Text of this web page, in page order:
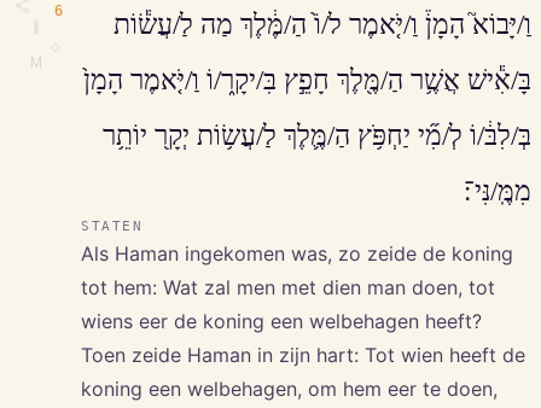
M
6
וַ/יָּבוֹא֮ הָמָן֒ וַ/יֹּ֤אמֶר ל/וֹ֙ הַ/מֶּ֔לֶךְ מַה לַ/עֲשׂ֕וֹת
בָּ/אִ֕ישׁ אֲשֶׁ֥ר הַ/מֶּ֖לֶךְ חָפֵ֣ץ בִּ/יקָר֑/וֹ וַ/יֹּ֤אמֶר הָמָן֙
בְּ/לִבּ֔/וֹ לְ/מִ֞י יַחְפֹּ֥ץ הַ/מֶּ֛לֶךְ לַ/עֲשׂ֥וֹת יְקָ֖ר יוֹתֵ֥ר
מִמֶּֽ/נִּי־׃
STATEN
Als Haman ingekomen was, zo zeide de koning
tot hem: Wat zal men met dien man doen, tot
wiens eer de koning een welbehagen heeft?
Toen zeide Haman in zijn hart: Tot wien heeft de
koning een welbehagen, om hem eer te doen,